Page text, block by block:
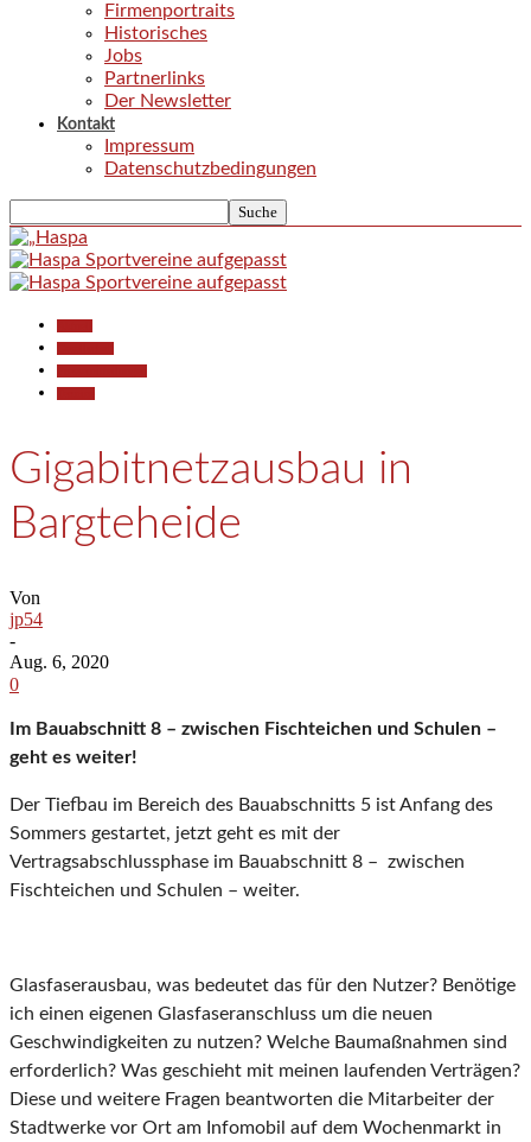
Firmenportraits
Historisches
Jobs
Partnerlinks
Der Newsletter
Kontakt
Impressum
Datenschutzbedingungen
Gigabitnetzausbau in
Bargteheide
Von
jp54
-
Aug. 6, 2020
0
Im Bauabschnitt 8 – zwischen Fischteichen und Schulen –
geht es weiter!
Der Tiefbau im Bereich des Bauabschnitts 5 ist Anfang des
Sommers gestartet, jetzt geht es mit der
Vertragsabschlussphase im Bauabschnitt 8 – zwischen
Fischteichen und Schulen – weiter.
Glasfaserausbau, was bedeutet das für den Nutzer? Benötige
ich einen eigenen Glasfaseranschluss um die neuen
Geschwindigkeiten zu nutzen? Welche Baumaßnahmen sind
erforderlich? Was geschieht mit meinen laufenden Verträgen?
Diese und weitere Fragen beantworten die Mitarbeiter der
Stadtwerke vor Ort am Infomobil auf dem Wochenmarkt in